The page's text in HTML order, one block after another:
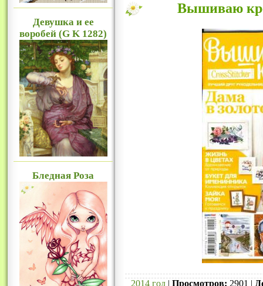
Девушка и ее
воробей (G K 1282)
Бледная Роза
Вышиваю
2014 год | Просмотров: 2901 |